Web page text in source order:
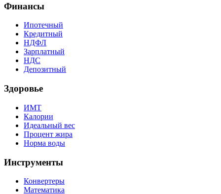
Финансы
Ипотечный
Кредитный
НДФЛ
Зарплатный
НДС
Депозитный
Здоровье
ИМТ
Калории
Идеальный вес
Процент жира
Норма воды
Инструменты
Конвертеры
Математика